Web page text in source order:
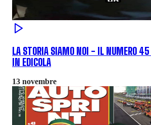
LA STORIA SIAMO NOI - IL NUMERO
IN EDICOLA
13 novembre